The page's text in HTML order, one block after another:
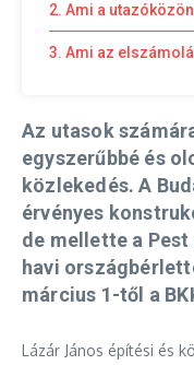
2. Ami a
3. Ami az
Az utasok
egyszerűbbé és
közlekedés. A
érvényes
de mellette a
havi
március 1-től a
Lázár János építési és